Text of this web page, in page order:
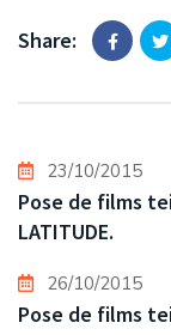
Share:
23/10/2015
Pose de films
LATITUDE.
26/10/2015
Pose de films